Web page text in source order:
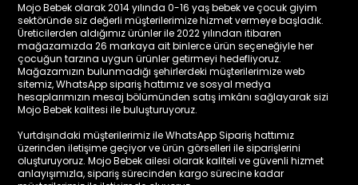
Mojo Bebek olarak 2014 yılında 0-16 yaş bebek ve çocuk giyim
sektöründe siz değerli müşterilerimize hizmet vermeye başladık.
Üreticilerden aldığımız ürünler ile 2022 yılından itibaren
mağazamızda 26 markaya ait binlerce ürün seçeneğiyle her
çocuğun tarzına uygun ürünler getirmeyi hedefliyoruz.
Mağazamızın bulunmadığı şehirlerdeki müşterilerimize web
sitemiz, WhatsApp sipariş hattımız ve sosyal medya
hesaplarımızın mesaj bölümünden satış imkânı sağlayarak sizi
Mojo Bebek kalitesi ile buluşturuyoruz.
Yurtdışındaki müşterilerimiz ile WhatsApp Sipariş hattımız
üzerinden iletişime geçiyor ve ürün görselleri ile siparişlerini
oluşturuyoruz. Mojo Bebek ailesi olarak kaliteli ve güvenli hizmet
anlayışımızla, sipariş sürecinden kargo sürecine kadar